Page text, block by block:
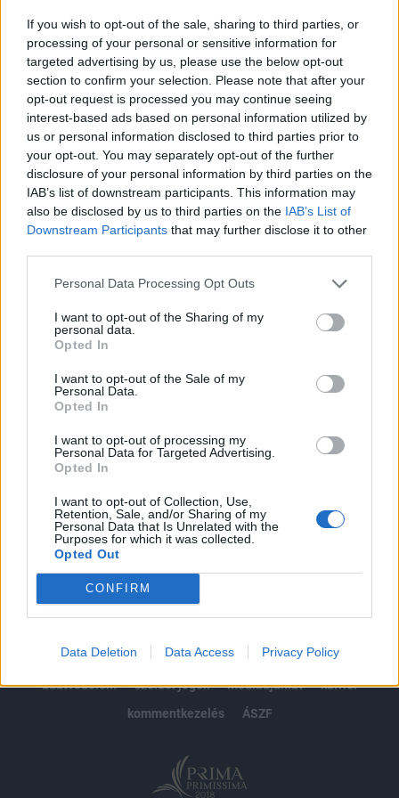
If you wish to opt-out of the sale, sharing to third parties, or
processing of your personal or sensitive information for
targeted advertising by us, please use the below opt-out
section to confirm your selection. Please note that after your
opt-out request is processed you may continue seeing
interest-based ads based on personal information utilized by
us or personal information disclosed to third parties prior to
your opt-out. You may separately opt-out of the further
disclosure of your personal information by third parties on the
IAB’s list of downstream participants. This information may
also be disclosed by us to third parties on the IAB’s List of
Downstream Participants that may further disclose it to other
Personal Data Processing Opt Outs
I want to opt-out of the Sharing of my
personal data.
Opted In
I want to opt-out of the Sale of my
Personal Data.
Opted In
I want to opt-out of processing my
Personal Data for Targeted Advertising.
Opted In
I want to opt-out of Collection, Use,
Retention, Sale, and/or Sharing of my
Personal Data that Is Unrelated with the
Purposes for which it was collected.
Opted Out
CONFIRM
Data Deletion Data Access Privacy Policy
A lépés a cég nemzetközi finanszírozással és piacokkal
foglalkozó üzletágát célozza, kivételek nincsenek.
Elsősorban pénzügyi elemzők és informatikusok lesznek
az elbocsátottak között. Az HSBC vezérigazgatója, Stuart
Gulliver a nyereségesség növelése érdekében a
költségvetést csökkentené: Európa legnagyobb bankja
júniusban tett közzé egy hároméves stratégiai...
KEDVES OLVASÓNK!
A keresett cikk a portfolio.hu hírarchívumához
tartozik, melynek olvasása előfizetéses
regisztrációhoz kötött.
Az előfizetés a következőket tartalmazza:
Portfolio.hu teljes cikkarchívum
Kötéslisták: BÉT elmúlt 2 év napon belüli
kötéslistái
impresszum
jogi nyilatkozat
süti beállítások
adatvédelem
szerzői jogok médiaajánlat
karrier
kommentkezelés
ÁSZF